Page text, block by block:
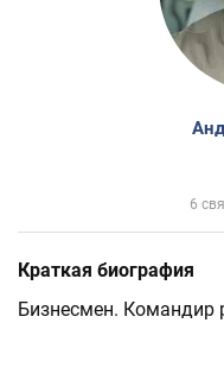
6
Краткая биография
Бизнесмен.